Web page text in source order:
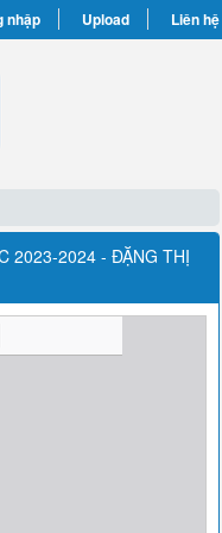
nhập Upload Liên hệ
2023-2024 - ĐẶNG THỊ